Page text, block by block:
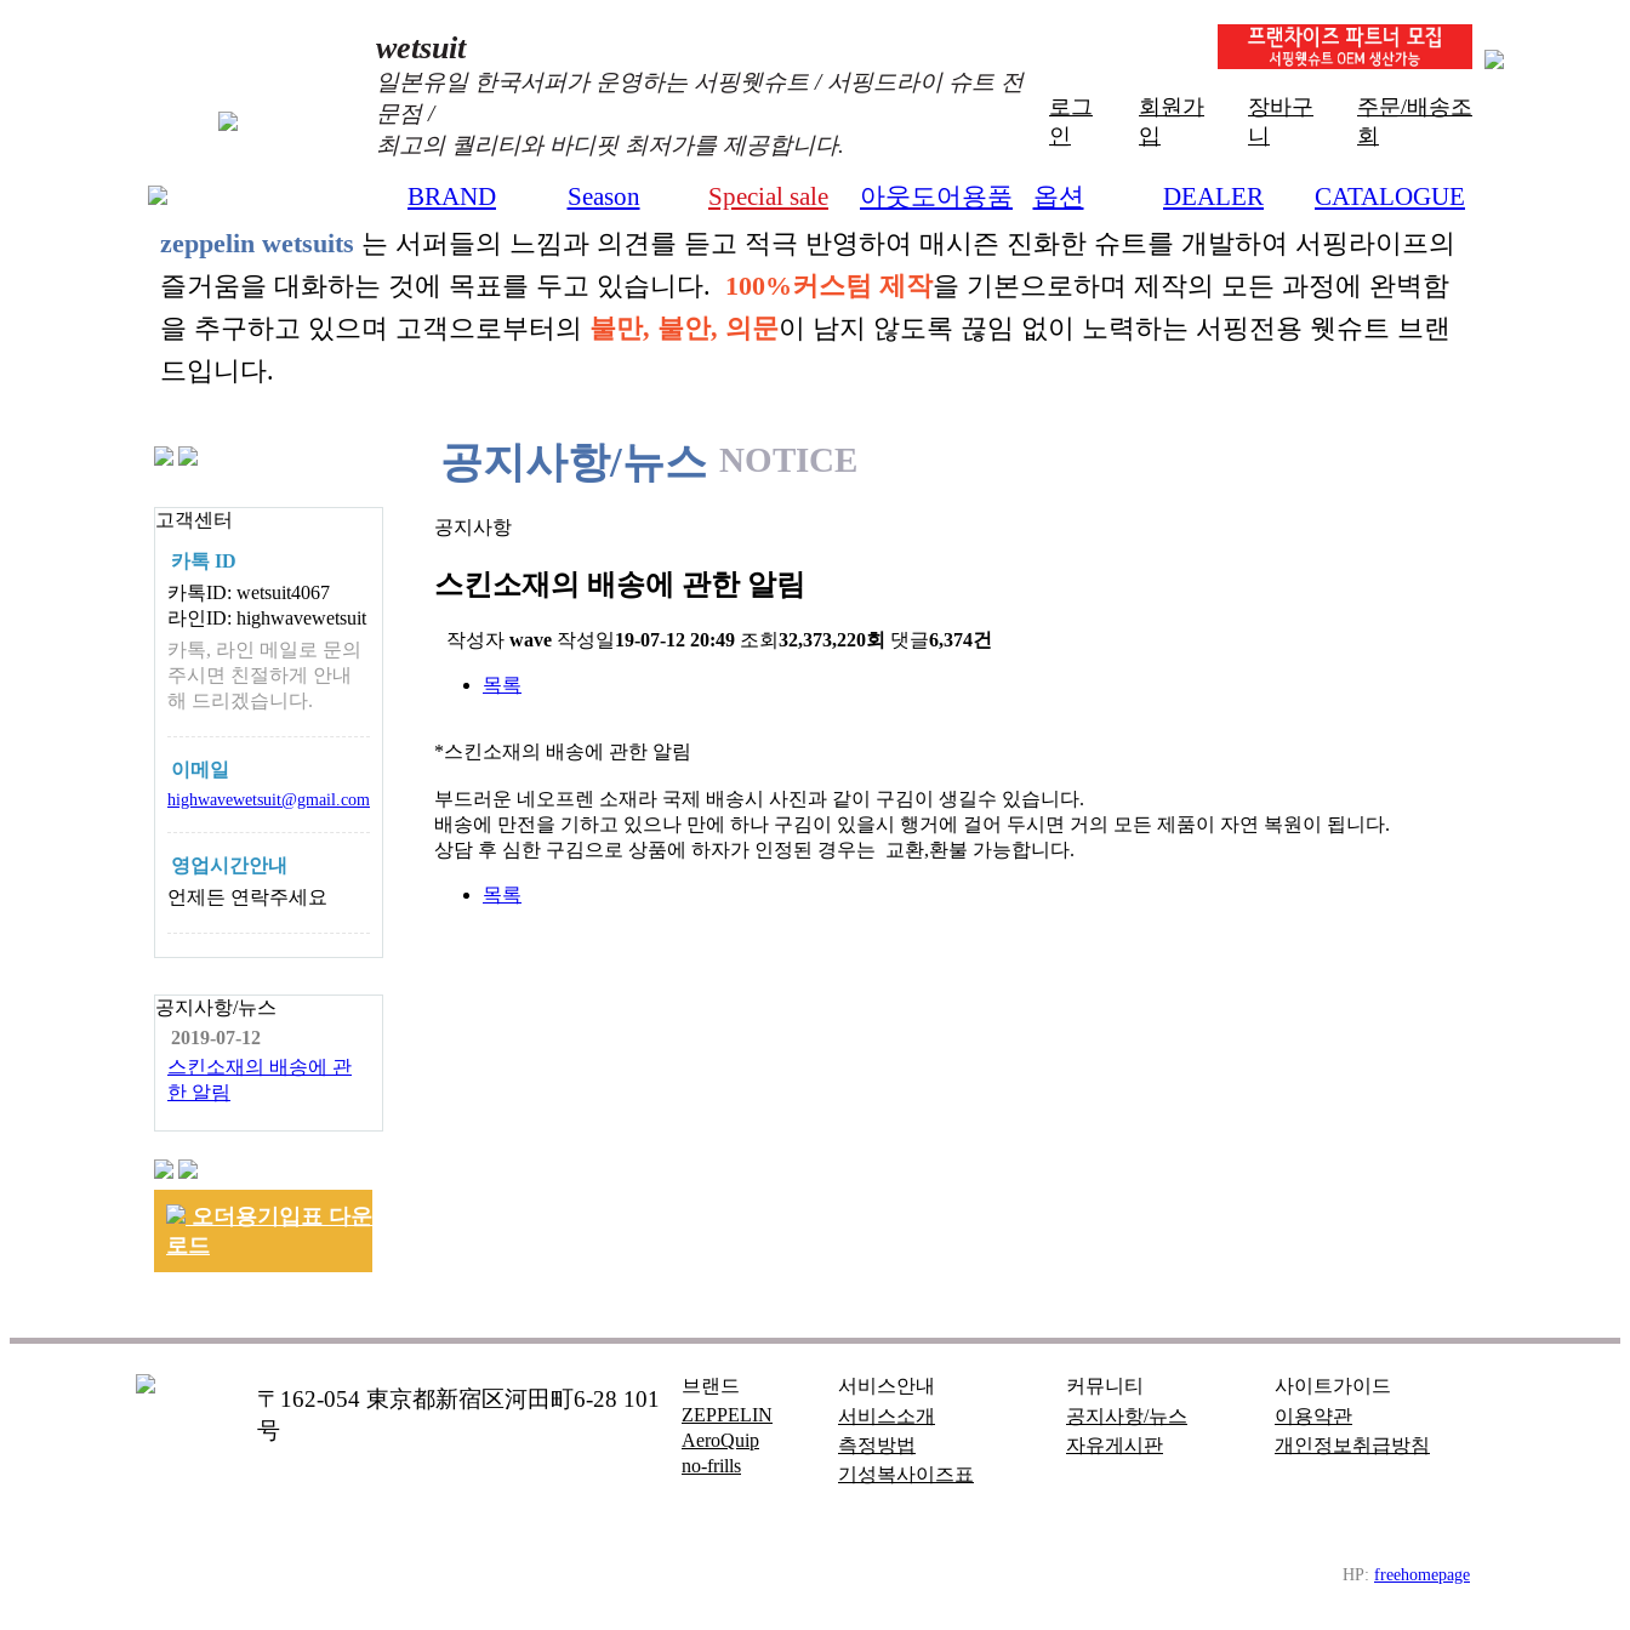
wetsuit
일본유일 한국서퍼가 운영하는 서핑웻슈트 / 서핑드라이 슈트 전
문점 /
최고의 퀄리티와 바디핏 최저가를 제공합니다.
로그
인
회원가
입
장바구
니
주문/배송조
회
+
BRAND
+
Season
+
Special sale
+
아웃도어용품
옵션
+
DEALER
+
CATALOGUE
zeppelin wetsuits 는 서퍼들의 느낌과 의견를 듣고 적극 반영하여 매시즌 진화한 슈트를 개발하여 서핑라이프의
즐거움을 대화하는 것에 목표를 두고 있습니다. 100%커스텀 제작을 기본으로하며 제작의 모든 과정에 완벽함
을 추구하고 있으며 고객으로부터의 불만, 불안, 의문이 남지 않도록 끊임 없이 노력하는 서핑전용 웻슈트 브랜
드입니다.
고객센터
카톡 ID
카톡ID: wetsuit4067
라인ID: highwavewetsuit
카톡, 라인 메일로 문의
주시면 친절하게 안내
해 드리겠습니다.
이메일
highwavewetsuit@gmail.com
영업시간안내
언제든 연락주세요
공지사항/뉴스
2019-07-12
스킨소재의 배송에 관
한 알림
오더용기입표 다운
로드
공지사항/뉴스 NOTICE
공지사항
스킨소재의 배송에 관한 알림
작성자 wave 작성일19-07-12 20:49 조회 32,373,220회 댓글6,374건
목록
*스킨소재의 배송에 관한 알림
부드러운 네오프렌 소재라 국제 배송시 사진과 같이 구김이 생길수 있습니다.
배송에 만전을 기하고 있으나 만에 하나 구김이 있을시 행거에 걸어 두시면 거의 모든 제품이 자연 복원이 됩니다.
상담 후 심한 구김으로 상품에 하자가 인정된 경우는 교환,환불 가능합니다.
목록
〒162-054 東京都新宿区河田町6-28 101
号
브랜드
ZEPPELIN
AeroQuip
no-frills
서비스안내
서비스소개
측정방법
기성복사이즈표
커뮤니티
공지사항/뉴스
자유게시판
사이트가이드
이용약관
개인정보취급방침
HP: freehomepage